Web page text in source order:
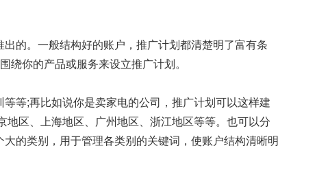
的。一般结构好的账户，推广计划都清楚明了富有条
绕你的产品或服务来设立推广计划。
等;再比如说你是卖家电的公司，推广计划可以这样建
区、上海地区、广州地区、浙江地区等等。也可以分
的类别，用于管理各类别的关键词，使账户结构清晰明